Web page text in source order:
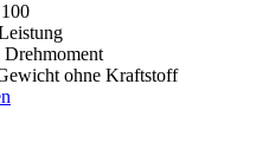
Drehmoment
ohne Kraftstoff